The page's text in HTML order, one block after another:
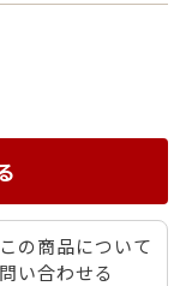
この商品について
問い合わせる